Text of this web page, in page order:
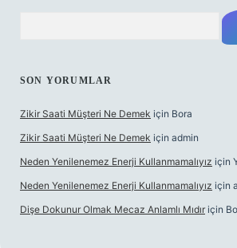
SON YORUMLAR
Zikir Saati Müşteri Ne Demek için Bora
Zikir Saati Müşteri Ne Demek için admin
Neden Yenilenemez Enerji Kullanmamalıyız için
Neden Yenilenemez Enerji Kullanmamalıyız için
Dişe Dokunur Olmak Mecaz Anlamlı Mıdır için